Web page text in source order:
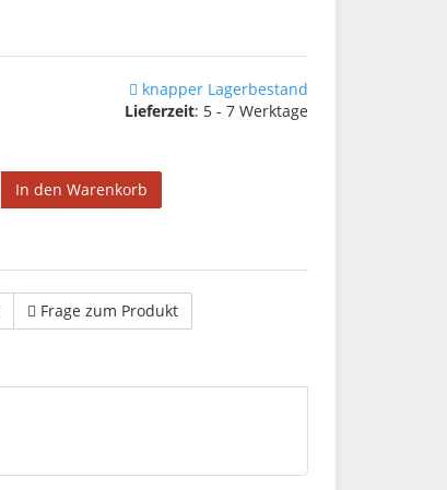
knapper Lagerbestand
Lieferzeit: 5 - 7 Werktage
In den Warenkorb
Frage zum Produkt